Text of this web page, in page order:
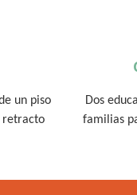
un piso
retracto
Dos
familias